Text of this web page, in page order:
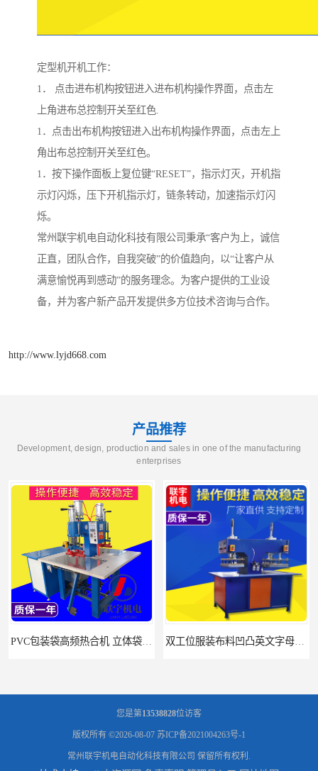
定型机开机工作：
1． 点击进布机构按钮进入进布机构操作界面，点击左
上角进布总控制开关至红色.
1．点击出布机构按钮进入出布机构操作界面，点击左上
角出布总控制开关至红色。
1．按下操作面板上复位键“RESET”，指示灯灭，开机指
示灯闪烁，压下开机指示灯，链条转动，加速指示灯闪
烁。
常州联宇机电自动化科技有限公司秉承“客户为上，诚信
正直，团队合作，自我突破”的价值趋向，以“让客户从
满意愉悦再到感动”的服务理念。为客户提供的工业设
备，并为客户新产品开发提供多方位技术咨询与合作。
http://www.lyjd668.com
产品推荐
Development, design, production and sales in one of the manufacturing
enterprises
双工位服装布料凹凸英文字母压字机找联宇制造厂
您是第13538828位访客
版权所有 ©2026-08-07 苏ICP备2021004263号-1
常州联宇机电自动化科技有限公司 保留所有权利.